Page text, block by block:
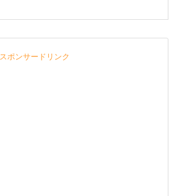
スポンサードリンク